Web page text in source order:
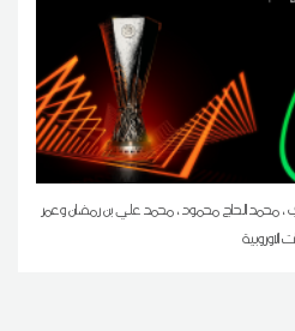
، محمد الحاج محمود ، محمد علي بن رمضان وعمر